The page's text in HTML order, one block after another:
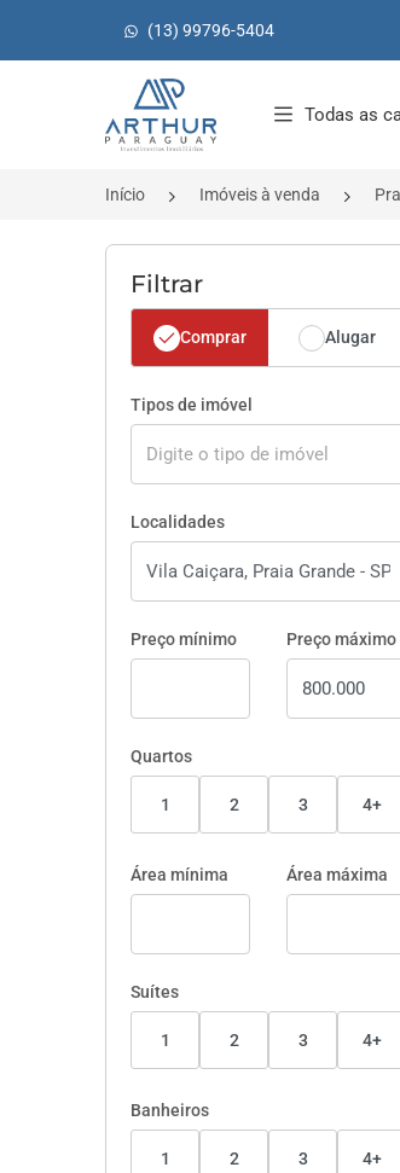
(13) 99796-5404
Página inicial
Todas as
Início Imóveis à venda
Filtrar
Comprar Alugar
Tipos de imóvel
Localidades
Preço mínimo Preço máximo
Quartos
1 2 3 4+
Área mínima Área máxima
Suítes
1 2 3 4+
Banheiros
1 2 3 4+